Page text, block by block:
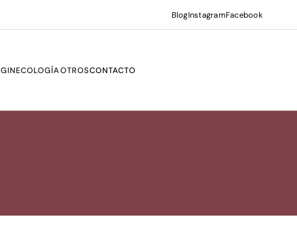
BlogInstagramFacebook
GINECOLOGÍAOTROSCONTACTO